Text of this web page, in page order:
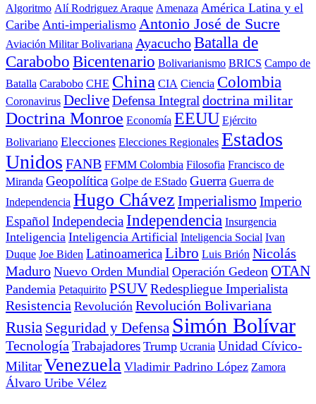
Algoritmo Alí Rodriguez Araque Amenaza América Latina y el
Caribe Anti-imperialismo Antonio José de Sucre
Aviación Militar Bolivariana AyacuchoBatalla de
Carabobo Bicentenario Bolivarianismo BRICS Campo de
Batalla Carabobo CHE China CIA Ciencia Colombia
Coronavirus DecliveDefensa Integral doctrina militar
Doctrina Monroe Economía EEUU Ejército
Bolivariano Elecciones Elecciones Regionales Estados
Unidos FANB FFMM Colombia Filosofia Francisco de
Miranda Geopolítica Golpe de EStado Guerra Guerra de
Independencia Hugo Chávez Imperialismo Imperio
Español IndependeciaIndependencia Insurgencia
Inteligencia Inteligencia Artificial Inteligencia Social Ivan
Duque Joe Biden LatinoamericaLibro Luis Brión Nicolás
Maduro Nuevo Orden Mundial Operación Gedeon OTAN
Pandemia Petaquirito PSUVRedespliegue Imperialista
Resistencia Revolución Revolución Bolivariana
Rusia Seguridad y Defensa Simón Bolívar
Tecnología Trabajadores Trump Ucrania Unidad Cívico-
MilitarVenezuela Vladimir Padrino López Zamora
Álvaro Uribe Vélez